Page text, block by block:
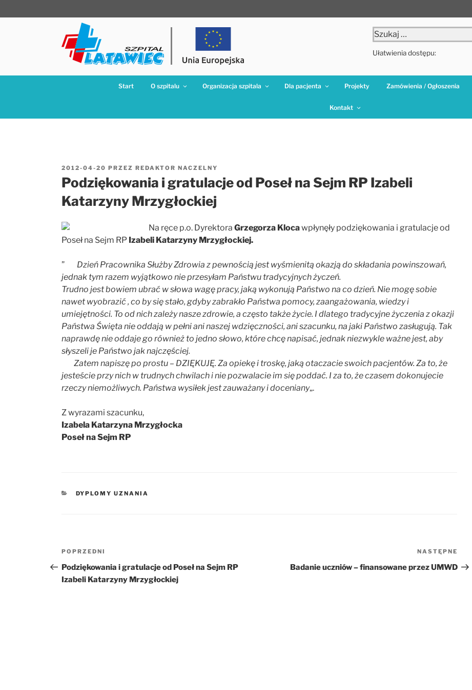
do
Szukaj:
Ułatwienia dostępu:
Start O szpitalu Organizacja szpitala Dla pacjenta Projekty Zamówienia / Ogłoszenia
Kontakt
OPUBLIKOWANE
W
2012-04-20 PRZEZ REDAKTOR NACZELNY
Podziękowania i gratulacje od Poseł na Sejm RP Izabeli
Katarzyny Mrzygłockiej
Na ręce p.o. Dyrektora Grzegorza Klocawpłynęły podziękowania i gratulacje od
Poseł na Sejm RP Izabeli Katarzyny Mrzygłockiej.
” Dzień Pracownika Służby Zdrowia z pewnością jest wyśmienitą okazją do składania powinszowań,
jednak tym razem wyjątkowo nie przesyłam Państwu tradycyjnych życzeń.
Trudno jest bowiem ubrać w słowa wagę pracy, jaką wykonują Państwo na co dzień. Nie mogę sobie
nawet wyobrazić , co by się stało, gdyby zabrakło Państwa pomocy, zaangażowania, wiedzy i
umiejętności. To od nich zależy nasze zdrowie, a często także życie. I dlatego tradycyjne życzenia z okazji
Państwa Święta nie oddają w pełni ani naszej wdzięczności, ani szacunku, na jaki Państwo zasługują. Tak
naprawdę nie oddaje go również to jedno słowo, które chcę napisać, jednak niezwykle ważne jest, aby
słyszeli je Państwo jak najczęściej.
Zatem napiszę po prostu – DZIĘKUJĘ. Za opiekę i troskę, jaką otaczacie swoich pacjentów. Za to, że
jesteście przy nich w trudnych chwilach i nie pozwalacie im się poddać. I za to, że czasem dokonujecie
rzeczy niemożliwych. Państwa wysiłek jest zauważany i doceniany„.
Z wyrazami szacunku,
Izabela Katarzyna Mrzygłocka
Poseł na Sejm RP
KATEGORIE
DYPLOMY UZNANIA
wpisu
Poprzedni
wpis
POPRZEDNI
Podziękowania i gratulacje od Poseł na Sejm RP
Izabeli Katarzyny Mrzygłockiej
wpis
NASTĘPNE
Badanie uczniów – finansowane przez UMWD